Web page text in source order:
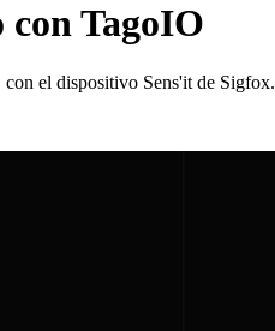
TagoIO
el dispositivo Sens'it de Sigfox.